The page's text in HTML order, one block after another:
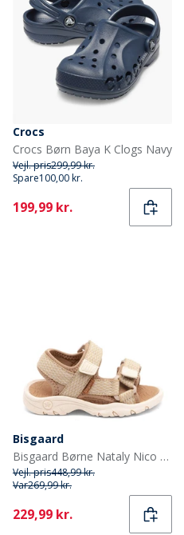
Crocs
Crocs Børn Baya K Clogs Navy
Vejl. pris299,99 kr.
Spare100,00 kr.
Current
199,99 kr.
Bisgaard
Bisgaard Børne Nataly Nico Sandal Nude Mix
Vejl. pris448,99 kr.
Var269,99 kr.
Current
229,99 kr.